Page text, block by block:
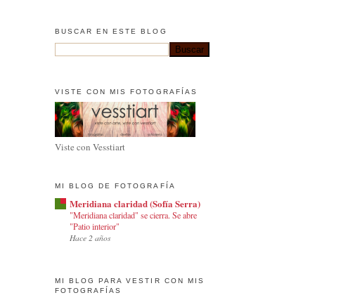
BUSCAR EN ESTE BLOG
VISTE CON MIS FOTOGRAFÍAS
Viste con Vesstiart
MI BLOG DE FOTOGRAFÍA
Meridiana claridad (Sofía Serra)
"Meridiana claridad" se cierra. Se abre
"Patio interior"
Hace 2 años
MI BLOG PARA VESTIR CON MIS
FOTOGRAFÍAS